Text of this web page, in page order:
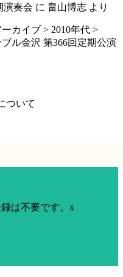
演奏会 に 畠山博志 より
カイブ > 2010年代 >
ル金沢 第366回定期公演
ついて
は不要です。 x